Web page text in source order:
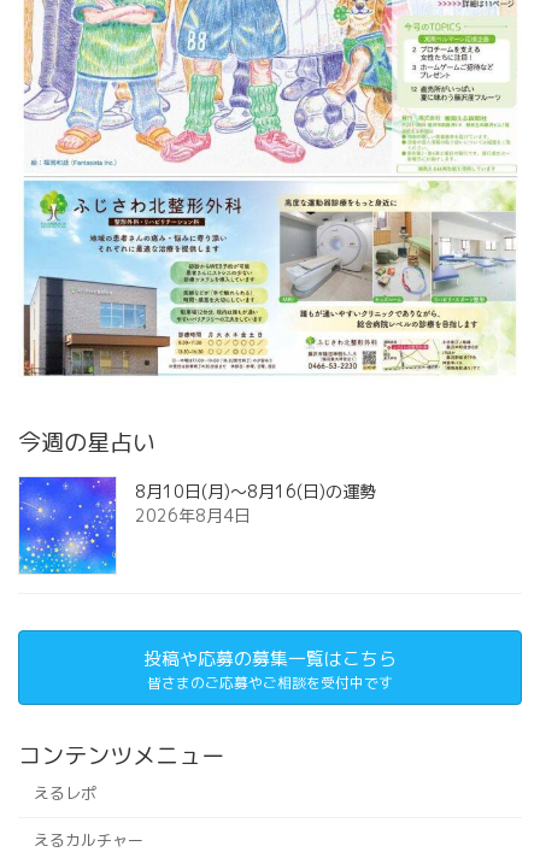
今週の星占い
8月10日(月)～8月16(日)の運勢
2026年8月4日
投稿や応募の募集一覧はこちら
皆さまのご応募やご相談を受付中です
コンテンツメニュー
えるレポ
えるカルチャー